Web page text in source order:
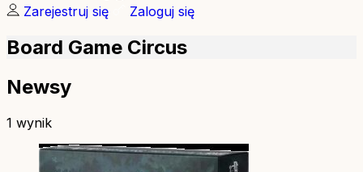
Zarejestruj się Zaloguj się
Board Game Circus
Newsy
1 wynik